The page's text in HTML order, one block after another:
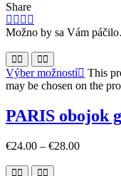
Share
Možno by sa Vám
Výber možností
This
may be chosen on the
PARIS obojok
€24.00 – €28.00